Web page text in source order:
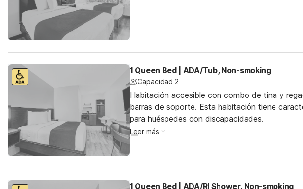
1 Queen Bed | ADA/Tub, Non-smoking
Capacidad 2
Habitación accesible con combo de tina y
barras de soporte. Esta habitación tiene
para huéspedes con discapacidades.
Leer más
1 Queen Bed | ADA/RI Shower, Non-smoking